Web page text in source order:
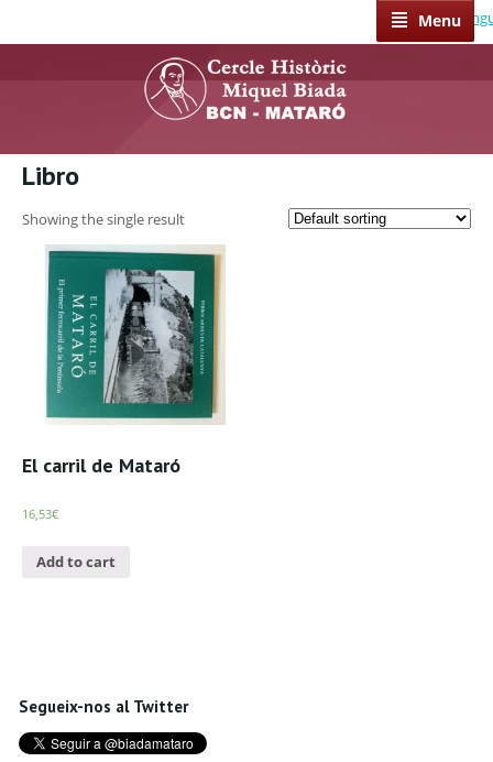
Menu
Select
Libro
Showing the single result
El carril de Mataró
16,53€
Add to cart
Segueix-nos al Twitter